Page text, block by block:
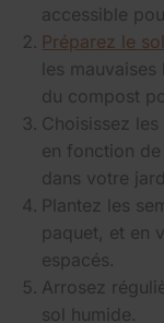
accessible
Préparez le sol
les
du compost
Choisissez
en fonction
dans votre
Plantez les
paquet, et en
espacés.
Arrosez
sol humide.